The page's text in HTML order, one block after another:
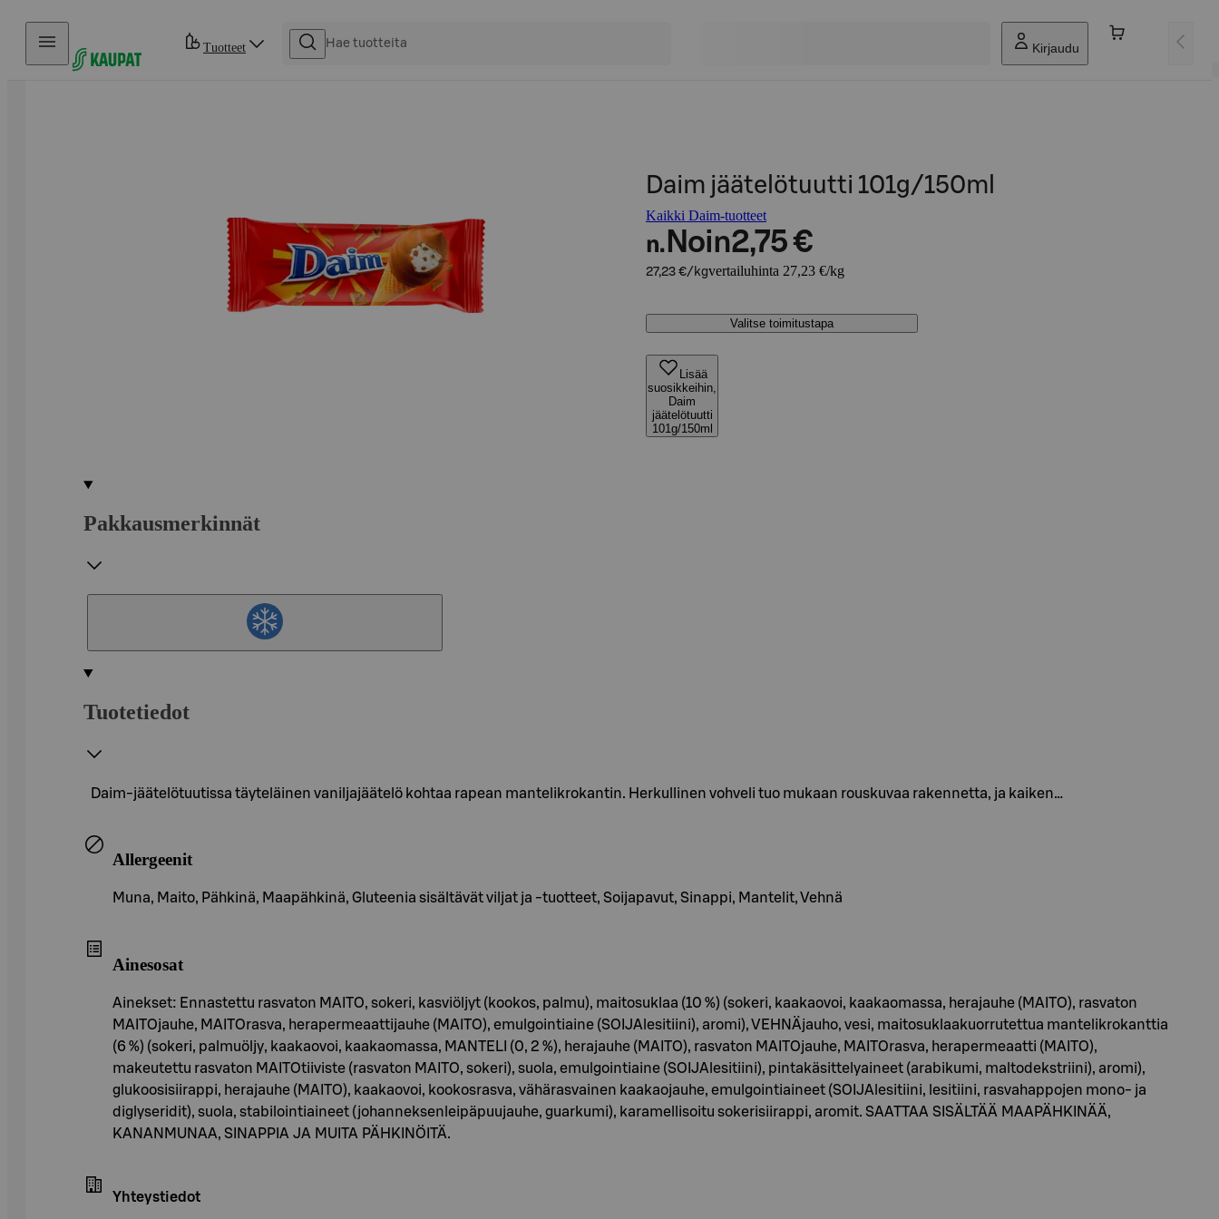
Hyppää sisältöön
Tuotteet Kirjaudu
Daim jäätelötuutti 101g/150ml
Kaikki Daim-tuotteet
n. Noin2,75 €
27,23 €/kgvertailuhinta 27,23 €/kg
Valitse toimitustapa
Lisää
suosikkeihin,
Daim
jäätelötuutti
101g/150ml
Pakkausmerkinnät
Tuotetiedot
Daim-jäätelötuutissa täyteläinen vaniljajäätelö kohtaa rapean mantelikrokantin. Herkullinen vohveli tuo mukaan rouskuvaa rakennetta, ja kaiken…
Allergeenit
Muna, Maito, Pähkinä, Maapähkinä, Gluteenia sisältävät viljat ja -tuotteet, Soijapavut, Sinappi, Mantelit, Vehnä
Ainesosat
Ainekset: Ennastettu rasvaton MAITO, sokeri, kasviöljyt (kookos, palmu), maitosuklaa (10 %) (sokeri, kaakaovoi, kaakaomassa, herajauhe (MAITO), rasvaton
MAITOjauhe, MAITOrasva, herapermeaattijauhe (MAITO), emulgointiaine (SOIJAlesitiini), aromi), VEHNÄjauho, vesi, maitosuklaakuorrutettua mantelikrokanttia
(6 %) (sokeri, palmuöljy, kaakaovoi, kaakaomassa, MANTELI (0, 2 %), herajauhe (MAITO), rasvaton MAITOjauhe, MAITOrasva, herapermeaatti (MAITO),
makeutettu rasvaton MAITOtiiviste (rasvaton MAITO, sokeri), suola, emulgointiaine (SOIJAlesitiini), pintakäsittelyaineet (arabikumi, maltodekstriini), aromi),
glukoosisiirappi, herajauhe (MAITO), kaakaovoi, kookosrasva, vähärasvainen kaakaojauhe, emulgointiaineet (SOIJAlesitiini, lesitiini, rasvahappojen mono- ja
diglyseridit), suola, stabilointiaineet (johanneksenleipäpuujauhe, guarkumi), karamellisoitu sokerisiirappi, aromit. SAATTAA SISÄLTÄÄ MAAPÄHKINÄÄ,
KANANMUNAA, SINAPPIA JA MUITA PÄHKINÖITÄ.
Yhteystiedot